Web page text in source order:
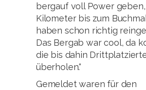
bergauf voll Power
Kilometer bis zum
haben schon richtig
Das Bergab war cool, da
die bis dahin
überholen.“
Gemeldet waren für den